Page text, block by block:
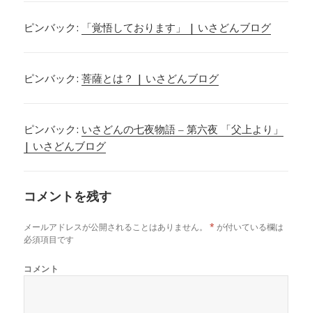
ピンバック: 「覚悟しております」 | いさどんブログ
ピンバック:菩薩とは？ | いさどんブログ
ピンバック: いさどんの七夜物語 – 第六夜 「父上より」
| いさどんブログ
コメントを残す
メールアドレスが公開されることはありません。 * が付いている欄は
必須項目です
コメント